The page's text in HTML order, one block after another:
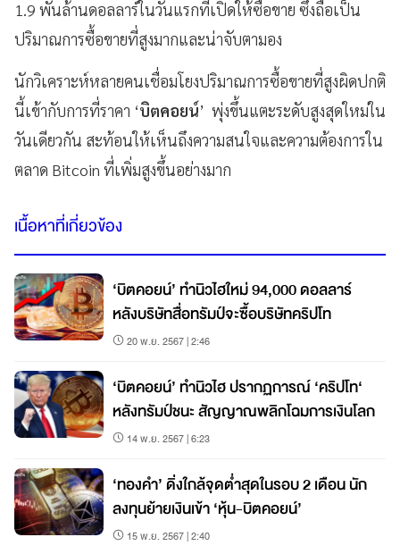
1.9 พันล้านดอลลาร์ในวันแรกที่เปิดให้ซื้อขาย ซึ่งถือเป็น
ปริมาณการซื้อขายที่สูงมากและน่าจับตามอง
นักวิเคราะห์หลายคนเชื่อมโยงปริมาณการซื้อขายที่สูงผิดปกติ
นี้เข้ากับการที่ราคา ‘บิตคอยน์’ พุ่งขึ้นแตะระดับสูงสุดใหม่ใน
วันเดียวกัน สะท้อนให้เห็นถึงความสนใจและความต้องการใน
ตลาด Bitcoin ที่เพิ่มสูงขึ้นอย่างมาก
เนื้อหาที่เกี่ยวข้อง
‘บิตคอยน์’ ทำนิวไฮใหม่ 94,000 ดอลลาร์
หลังบริษัทสื่อทรัมป์จะซื้อบริษัทคริปโท
20 พ.ย. 2567 | 2:46
‘บิตคอยน์’ ทำนิวไฮ ปรากฏการณ์ ‘คริปโท‘
หลังทรัมป์ชนะ สัญญาณพลิกโฉมการเงินโลก
14 พ.ย. 2567 | 6:23
‘ทองคำ’ ดิ่งใกล้จุดต่ำสุดในรอบ 2 เดือน นัก
ลงทุนย้ายเงินเข้า ‘หุ้น-บิตคอยน์’
15 พ.ย. 2567 | 2:40